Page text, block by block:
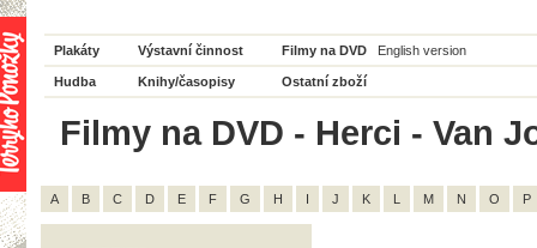
Plakáty Výstavní činnost Filmy na DVD English version
Hudba Knihy/časopisy Ostatní zboží
Filmy na DVD - Herci - Van
A B C D E F G H I J K L M N O P